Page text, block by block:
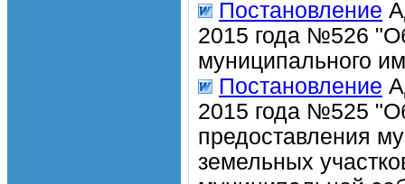
Постановление
2015 года №526
муниципального
Постановление
2015 года №525
предоставления
земельных